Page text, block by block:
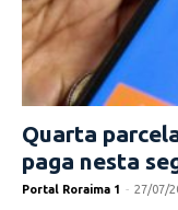
Quarta
paga nesta
Portal Roraima 1 - 27/07/